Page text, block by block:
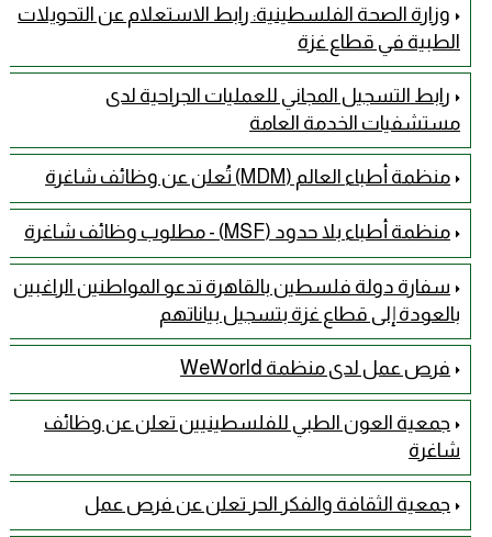
وزارة الصحة الفلسطينية: رابط الاستعلام عن التحويلات
الطبية في قطاع غزة
رابط التسجيل المجاني للعمليات الجراحية لدى
مستشفيات الخدمة العامة
منظمة أطباء العالم (MDM) تُعلن عن وظائف شاغرة
منظمة أطباء بلا حدود (MSF) - مطلوب وظائف شاغرة
سفارة دولة فلسطين بالقاهرة تدعو المواطنين الراغبين
بالعودة إلى قطاع غزة بتسجيل بياناتهم
فرص عمل لدى منظمة WeWorld
جمعية العون الطبي للفلسطينيين تعلن عن وظائف
شاغرة
جمعية الثقافة والفكر الحر تعلن عن فرص عمل